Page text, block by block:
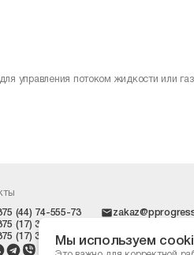
Мы используем
управления потоком жидкости или
(44) 74-555-73
(17) 399-42-10
(17) 399-42-09
пом. 303